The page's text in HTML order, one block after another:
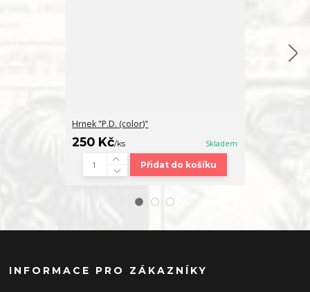
Hrnek "P.D. (color)"
250 Kč/ks Skladem
Přidat do košíku
INFORMACE PRO ZÁKAZNÍKY